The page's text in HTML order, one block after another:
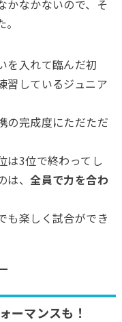
かなかないので、そ
を入れて臨んだ初
しているジュニア
の完成度にただただ
3位で終わってし
は、全員で力を合わ
も楽しく試合ができ
ーマンスも！